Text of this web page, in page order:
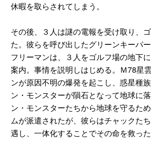
休暇を取らされてしまう。
その後、３人は謎の電報を受け取り、
た。彼らを呼び出したグリーンキーパ
フリーマンは、３人をゴルフ場の地下
案内。事情を説明しはじめる。Ｍ78星
ンが原因不明の爆発を起こし、惑星種
ン・モンスターが隕石となって地球に
ン・モンスターたちから地球を守るた
ムが派遣されたが、彼らはチャックた
遇し、一体化することでその命を救った